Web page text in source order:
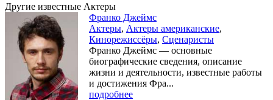
Другие известные Актеры
Франко Джеймс
Актеры, Актеры американские,
Кинорежиссёры, Сценаристы
Франко Джеймс — основные
биографические сведения, описание
жизни и деятельности, известные работы
и достижения Фра...
подробнее